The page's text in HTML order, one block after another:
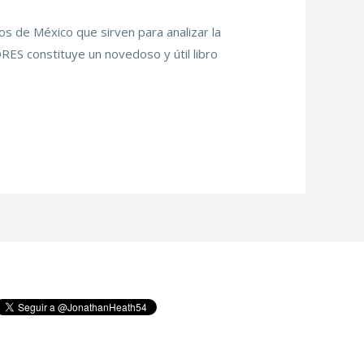
de México que sirven para analizar la
constituye un novedoso y útil libro